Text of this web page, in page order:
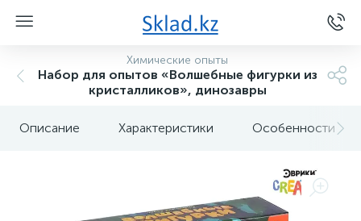
Химические опыты
Набор для опытов «Волшебные фигурки из
кристалликов», динозавры
Описание Характеристики Особенности